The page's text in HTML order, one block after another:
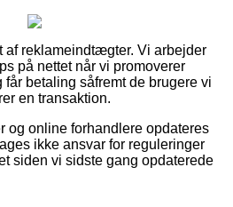
af reklameindtægter. Vi arbejder
på nettet når vi promoverer
får betaling såfremt de brugere vi
en transaktion.
og online forhandlere opdateres
ikke ansvar for reguleringer
siden vi sidste gang opdaterede